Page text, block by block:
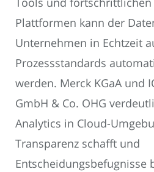
Plattformen kann der
Unternehmen in Echtzeit
Prozessstandards
werden. Merck KGaA und
GmbH & Co. OHG
Analytics in Cloud-
Transparenz schafft und
Entscheidungsbefugnisse